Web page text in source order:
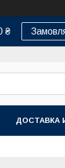
₴
ДОСТАВКА